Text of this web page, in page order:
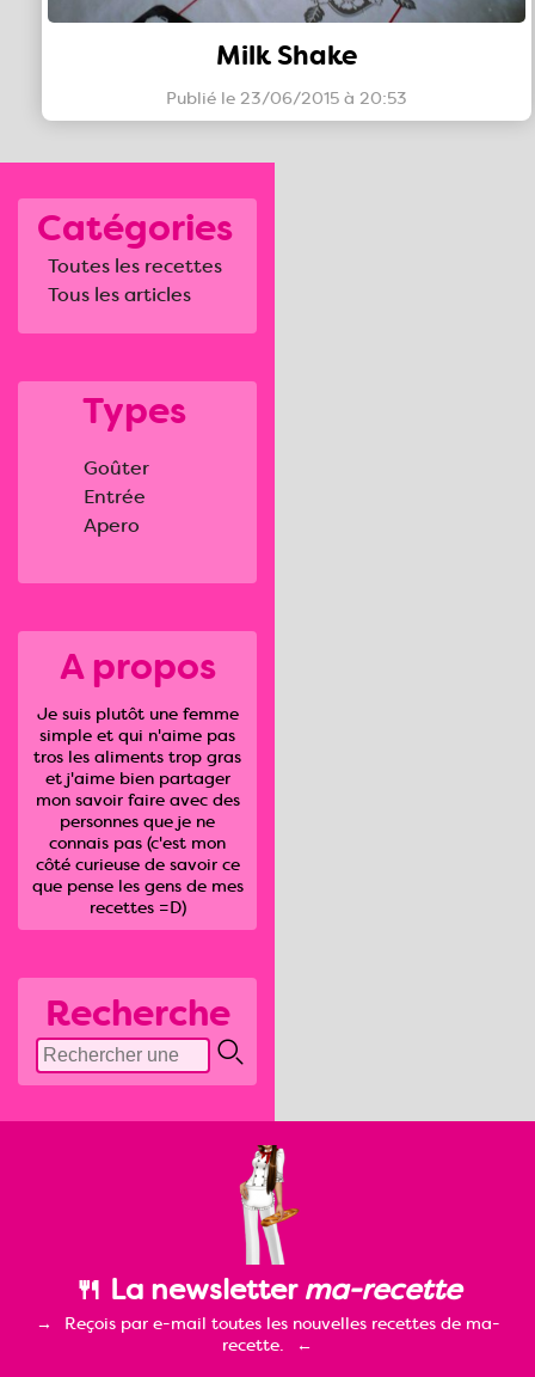
Catégories
Toutes les recettes
Tous les articles
Types
Goûter
Entrée
Apero
A propos
Je suis plutôt une femme
simple et qui n'aime pas
tros les aliments trop gras
et j'aime bien partager
mon savoir faire avec des
personnes que je ne
connais pas (c'est mon
côté curieuse de savoir ce
que pense les gens de mes
recettes =D)
Recherche
Milk Shake
Publié le 23/06/2015 à 20:53
🍴 La newsletterma-recette
Reçois par e-mail toutes les nouvelles recettes de ma-
recette.